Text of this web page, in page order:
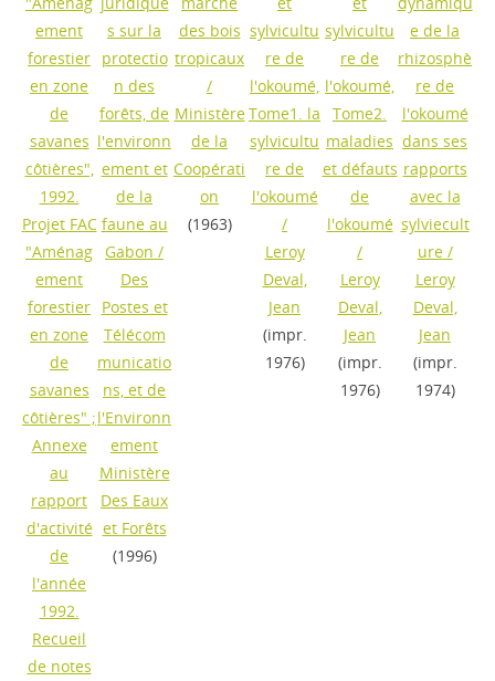
ement
forestier
en zone
de
savanes
côtières",
1992.
Projet FAC
"Aménag
ement
forestier
en zone
de
savanes
côtières" ;
Annexe
au
rapport
d'activité
de
l'année
1992.
Recueil
de notes
s sur la
protectio
n des
forêts, de
l'environn
ement et
de la
faune au
Gabon /
Des
Postes et
Télécom
municatio
ns, et de
l'Environn
ement
Ministère
Des Eaux
et Forêts
(1996)
des bois
tropicaux
/
Ministère
de la
Coopérati
on
(1963)
sylvicultu
re de
l'okoumé,
Tome1. la
sylvicultu
re de
l'okoumé
/
Leroy
Deval,
Jean
(impr.
1976)
sylvicultu
re de
l'okoumé,
Tome2.
maladies
et défauts
de
l'okoumé
/
Leroy
Deval,
Jean
(impr.
1976)
e de la
rhizosphè
re de
l'okoumé
dans ses
rapports
avec la
sylviecult
ure/
Leroy
Deval,
Jean
(impr.
1974)